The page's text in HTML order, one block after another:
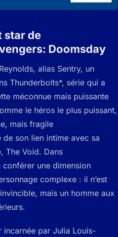
star de
Doomsday
alias Sentry, un
Thunderbolts*, série qui a
méconnue mais puissante
le héros le plus puissant,
mais fragile
son lien intime avec sa
The Void. Dans
conférer une dimension
complexe : il n’est
mais un homme aux
incarnée par Julia Louis-